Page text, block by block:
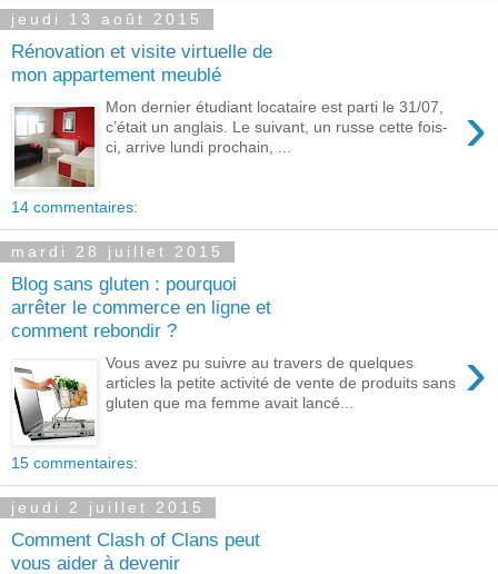
jeudi 13 août 2015
Rénovation et visite virtuelle de
mon appartement meublé
›
Mon dernier étudiant locataire est parti le 31/07,
c’était un anglais. Le suivant, un russe cette fois-
ci, arrive lundi prochain, ...
14 commentaires:
mardi 28 juillet 2015
Blog sans gluten : pourquoi
arrêter le commerce en ligne et
comment rebondir ?
›
Vous avez pu suivre au travers de quelques
articles la petite activité de vente de produits sans
gluten que ma femme avait lancé...
15 commentaires:
jeudi 2 juillet 2015
Comment Clash of Clans peut
vous aider à devenir